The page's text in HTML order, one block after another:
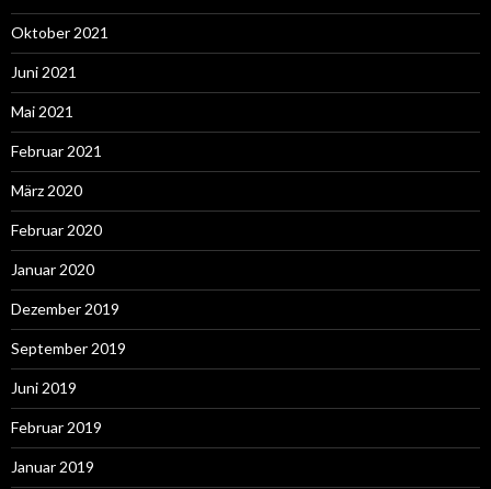
Oktober 2021
Juni 2021
Mai 2021
Februar 2021
März 2020
Februar 2020
Januar 2020
Dezember 2019
September 2019
Juni 2019
Februar 2019
Januar 2019